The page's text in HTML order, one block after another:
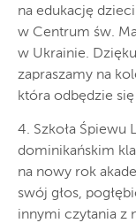
na edukację
w Centrum św.
w Ukrainie.
zapraszamy na
która odbędzie
4. Szkoła Śpiewu
dominikańskim
na nowy rok
swój głos,
innymi czytania z